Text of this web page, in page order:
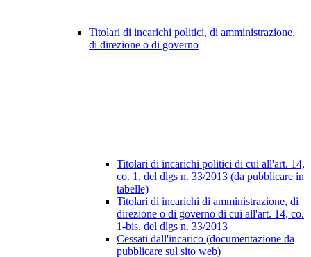
Titolari di incarichi politici, di amministrazione,
di direzione o di governo
Titolari di incarichi politici di cui all'art. 14,
co. 1, del dlgs n. 33/2013 (da pubblicare in
tabelle)
Titolari di incarichi di amministrazione, di
direzione o di governo di cui all'art. 14, co.
1-bis, del dlgs n. 33/2013
Cessati dall'incarico (documentazione da
pubblicare sul sito web)